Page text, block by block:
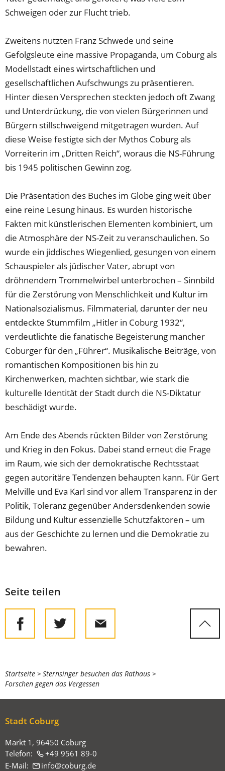
Schweigen oder zur Flucht trieb.
Zweitens nutzten Franz Schwede und seine
Gefolgsleute eine massive Propaganda, um Coburg als
Modellstadt eines wirtschaftlichen und
gesellschaftlichen Aufschwungs zu präsentieren.
Hinter diesen Versprechen steckten jedoch oft Zwang
und Unterdrückung, die von vielen Bürgerinnen und
Bürgern stillschweigend mitgetragen wurden. Auf
diese Weise festigte sich der Mythos Coburg als
Vorreiterin im „Dritten Reich“, woraus die NS-Führung
bis 1945 politischen Gewinn zog.
Die Präsentation des Buches im Globe ging weit über
eine reine Lesung hinaus. Es wurden historische
Fakten mit künstlerischen Elementen kombiniert, um
die Atmosphäre der NS-Zeit zu veranschaulichen. So
wurde ein jiddisches Wiegenlied, gesungen von einem
Schauspieler als jüdischer Vater, abrupt von
dröhnendem Trommelwirbel unterbrochen – Sinnbild
für die Zerstörung von Menschlichkeit und Kultur im
Nationalsozialismus. Filmmaterial, darunter der neu
entdeckte Stummfilm „Hitler in Coburg 1932“,
verdeutlichte die fanatische Begeisterung mancher
Coburger für den „Führer“. Musikalische Beiträge, von
romantischen Kompositionen bis hin zu
Kirchenwerken, machten sichtbar, wie stark die
kulturelle Identität der Stadt durch die NS-Diktatur
beschädigt wurde.
Am Ende des Abends rückten Bilder von Zerstörung
und Krieg in den Fokus. Dabei stand erneut die Frage
im Raum, wie sich der demokratische Rechtsstaat
gegen autoritäre Tendenzen behaupten kann. Für Gert
Melville und Eva Karl sind vor allem Transparenz in der
Politik, Toleranz gegenüber Andersdenkenden sowie
Bildung und Kultur essenzielle Schutzfaktoren – um
aus der Geschichte zu lernen und die Demokratie zu
bewahren.
Seite teilen
Sie
befinden
hier:
Startseite
Sternsinger besuchen das Rathaus
Forschen gegen das Vergessen
Stadt Coburg
Markt 1, 96450 Coburg
Telefon:
+49 9561 89-0
E-Mail:
info coburg de